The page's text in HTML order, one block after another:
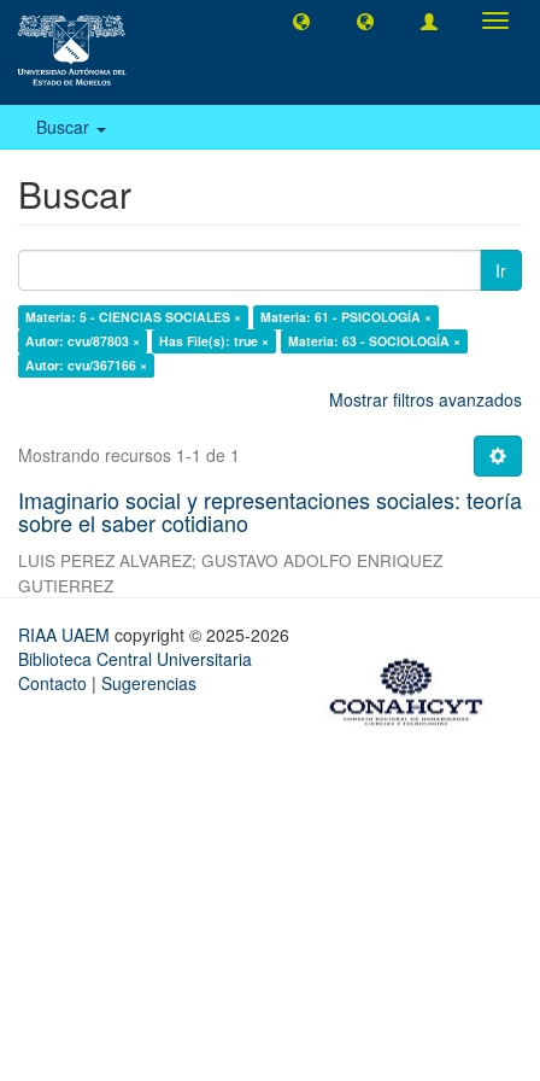
Buscar
Buscar
Ir
Materia: 5 - CIENCIAS SOCIALES ×
Materia: 61 - PSICOLOGÍA ×
Autor: cvu/87803 ×
Has File(s): true ×
Materia: 63 - SOCIOLOGÍA ×
Autor: cvu/367166 ×
Mostrar filtros avanzados
Mostrando recursos 1-1 de 1
Imaginario social y representaciones sociales: teoría
sobre el saber cotidiano
LUIS PEREZ ALVAREZ; GUSTAVO ADOLFO ENRIQUEZ
GUTIERREZ
RIAA UAEM copyright © 2025-2026
Biblioteca Central Universitaria
Contacto | Sugerencias